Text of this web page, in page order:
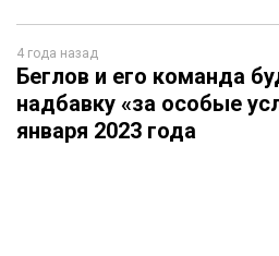
4 года назад
Беглов и его команда
надбавку «за особые
января 2023 года